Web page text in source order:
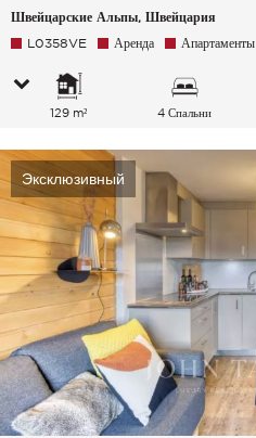
Швейцарские Альпы, Швейцария
L0358VE Аренда Апартаменты
129 m² 4 Спальни
Эксклюзивный